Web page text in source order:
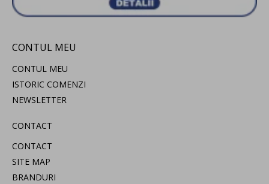
CONTUL MEU
CONTUL MEU
ISTORIC COMENZI
NEWSLETTER
CONTACT
CONTACT
SITE MAP
BRANDURI